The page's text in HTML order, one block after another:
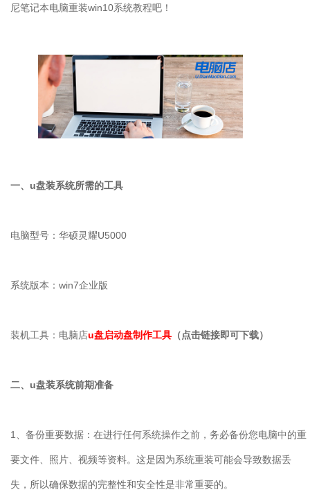
尼笔记本电脑重装win10系统教程吧！
一、 u盘装系统所需的工具
电脑型号：华硕灵耀U5000
系统版本： win7企业版
装机工具：电脑店u盘启动盘制作工具 （点击链接即可下载）
二、 u盘装系统前期准备
1、备份重要数据：在进行任何系统操作之前，务必备份您电脑中的重
要文件、照片、视频等资料。这是因为系统重装可能会导致数据丢
失，所以确保数据的完整性和安全性是非常重要的。